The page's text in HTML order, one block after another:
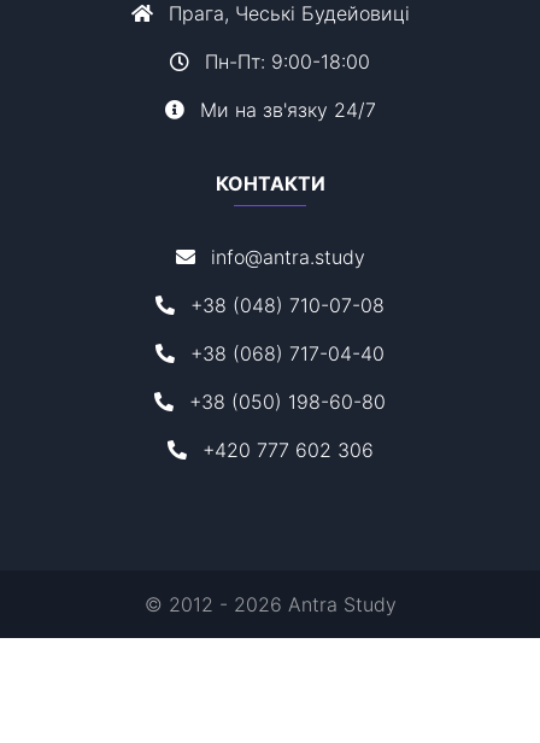
Прага, Чеські Будейовиці
Пн-Пт: 9:00-18:00
Ми на зв'язку 24/7
КОНТАКТИ
info@antra.study
+38 (048) 710-07-08
+38 (068) 717-04-40
+38 (050) 198-60-80
+420 777 602 306
© 2012 - 2026 Antra Study